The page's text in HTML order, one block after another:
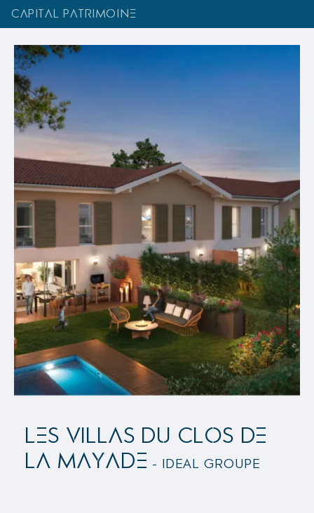
CAPITAL PATRIMOINE
LES VILLAS DU CLOS DE
LA MAYADE - Ideal Groupe